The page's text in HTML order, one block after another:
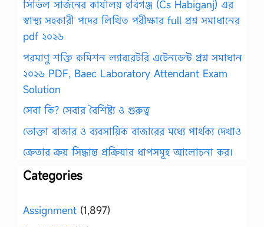
সিভিল সার্জনের কার্যালয় হবিগঞ্জ (Cs Habiganj) এর
স্বাস্থ্য সহকারী পদের লিখিত পরীক্ষার full প্রশ্ন সমাধানের
pdf ২০২৬
পরমাণু শক্তি কমিশন ল্যাবরেটরি এটেনডেন্ট প্রশ্ন সমাধান
২০২৬ PDF, Baec Laboratory Attendant Exam
Solution
সেবা কি? সেবার বৈশিষ্ট্য ও গুরুত্ব
ভোক্তা বাজার ও ব্যবসায়িক বাজারের মধ্যে পার্থক্য দেখাও
ক্রেতার ক্রয় সিদ্ধান্ত প্রক্রিয়ার ধাপসমূহ আলোচনা কর।
Categories
Assignment (1,897)